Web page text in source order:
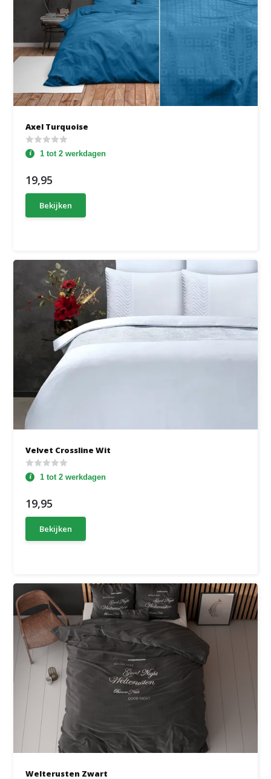
Axel Turquoise
1 tot 2 werkdagen
19,95
Bekijken
Velvet Crossline Wit
1 tot 2 werkdagen
19,95
Bekijken
Welterusten Zwart